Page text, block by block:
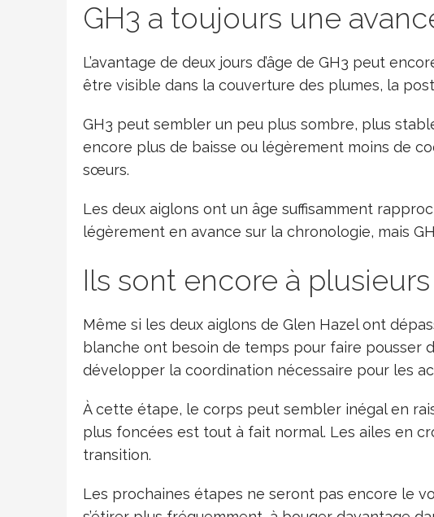
GH3 a toujours une
L’avantage de deux jours d’âge de GH3 peut
être visible dans la couverture des plumes, la
GH3 peut sembler un peu plus sombre, plus
encore plus de baisse ou légèrement moins de
sœurs.
Les deux aiglons ont un âge suffisamment
légèrement en avance sur la chronologie, mais
Ils sont encore à
Même si les deux aiglons de Glen Hazel ont
blanche ont besoin de temps pour faire pousser
développer la coordination nécessaire pour les
À cette étape, le corps peut sembler inégal en
plus foncées est tout à fait normal. Les ailes en
transition.
Les prochaines étapes ne seront pas encore le